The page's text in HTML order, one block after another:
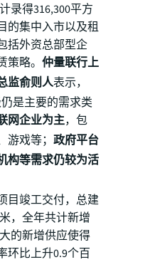
录得316,300平方
的集中入市以及租
括外资总部型企
略。 仲量联行上
监俞则人表示，
是主要的需求类
网企业为主，包
戏等； 政府平台
构等需求仍较为活
目竣工交付，总建
，全年共计新增
的新增供应使得
环比上升0.9个百